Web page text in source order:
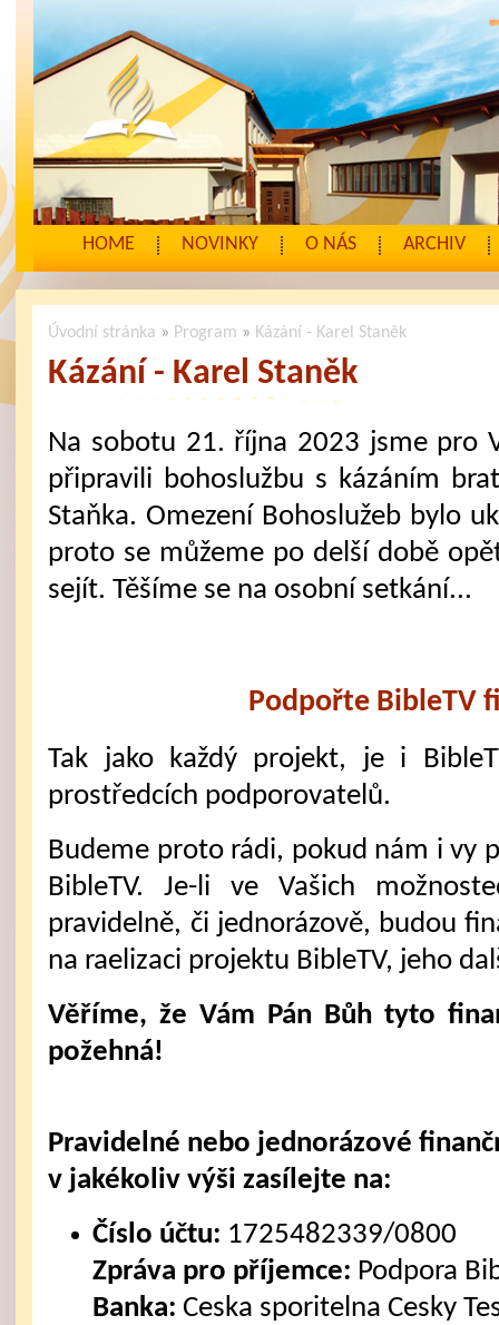
HOME NOVINKY O NÁS ARCHIV
Úvodní stránka » Program » Kázání - Karel Staněk
Kázání - Karel Staněk
Na sobotu 21. října 2023 jsme pro
připravili bohoslužbu s kázáním
Staňka. Omezení Bohoslužeb bylo
proto se můžeme po delší době
sejít. Těšíme se na osobní setkání...
Podpořte BibleTV
Tak jako každý projekt, je i
prostředcích podporovatelů.
Budeme proto rádi, pokud nám i vy
BibleTV. Je-li ve Vašich
pravidelně, či jednorázově, budou
na raelizaci projektu BibleTV, jeho
Věříme, že Vám Pán Bůh tyto
požehná!
Pravidelné nebo jednorázové
v jakékoliv výši zasílejte na:
Číslo účtu: 1725482339/0800
Zpráva pro příjemce: Podpora
Banka: Ceska sporitelna Cesky